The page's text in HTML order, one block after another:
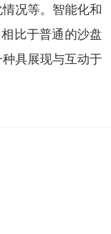
况等。智能化和
比于普通的沙盘
具展现与互动于